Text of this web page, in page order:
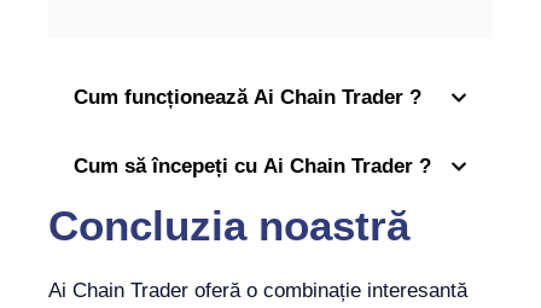
Cum funcționează Ai Chain Trader ?
Cum să începeți cu Ai Chain Trader ?
Concluzia noastră
Ai Chain Trader oferă o combinație interesantă